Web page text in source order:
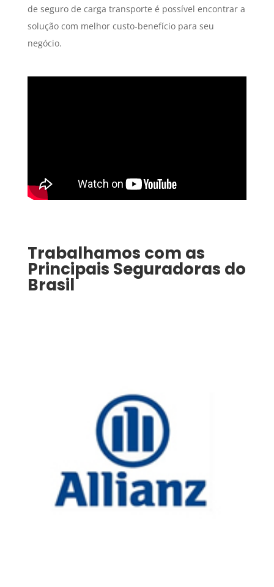
de seguro de carga transporte é possível encontrar a
solução com melhor custo-benefício para seu
negócio.
Trabalhamos com as
Principais Seguradoras do
Brasil